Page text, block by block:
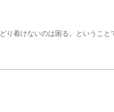
り着けないのは困る。ということ